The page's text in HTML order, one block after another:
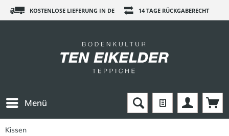
KOSTENLOSE LIEFERUNG IN DE 14 TAGE RÜCKGABERECHT
Menü
Kissen